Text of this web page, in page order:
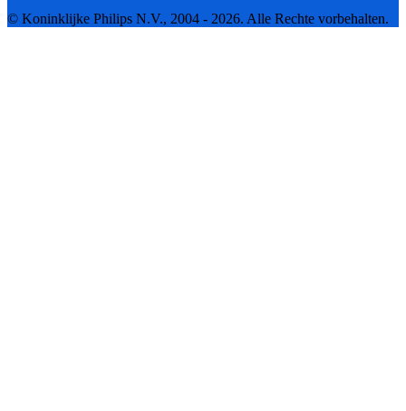
© Koninklijke Philips N.V., 2004 - 2026. Alle Rechte vorbehalten.